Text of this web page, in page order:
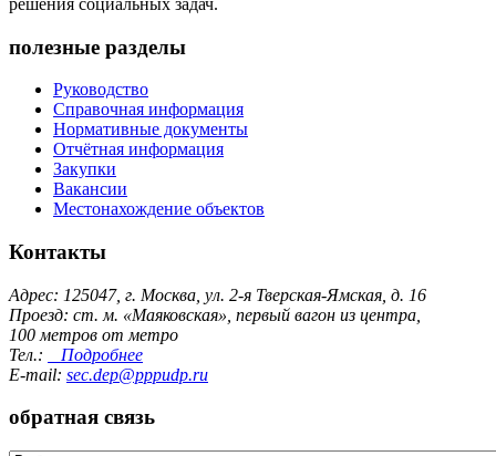
полезные разделы
Руководство
Справочная информация
Нормативные документы
Отчётная информация
Закупки
Вакансии
Местонахождение объектов
Контакты
Адрес: 125047, г. Москва, ул. 2-я Тверская-Ямская, д. 16
Проезд: ст. м. «Маяковская», первый вагон из центра,
100 метров от метро
Тел.:
Подробнее
E-mail: sec.dep@pppudp.ru
обратная связь